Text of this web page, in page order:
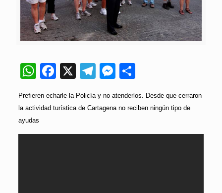
WhatsApp
Facebook
X Telegram
Messenger
Prefieren echarle la Policía y no atenderlos. Desde que cerraron
la actividad turística de Cartagena no reciben ningún tipo de
ayudas